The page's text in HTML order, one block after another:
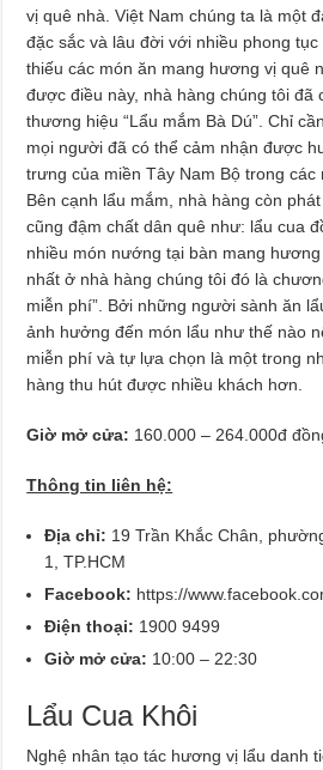
vị quê nhà. Việt Nam chúng ta là một
đặc sắc và lâu đời với nhiều phong
thiếu các món ăn mang hương vị quê
được điều này, nhà hàng chúng tôi đã
thương hiệu “Lẩu mắm Bà Dú”. Chỉ
mọi người đã có thể cảm nhận được
trưng của miền Tây Nam Bộ trong các
Bên cạnh lẩu mắm, nhà hàng còn
cũng đậm chất dân quê như: lẩu cua
nhiều món nướng tại bàn mang
nhất ở nhà hàng chúng tôi đó là
miễn phí”. Bởi những người sành ăn
ảnh hưởng đến món lẩu như thế nào
miễn phí và tự lựa chọn là một trong
hàng thu hút được nhiều khách hơn.
Giờ mở cửa: 160.000 – 264.000đ
Thông tin liên hệ:
Địa chỉ: 19 Trần Khắc Chân,
1, TP.HCM
Facebook: https://
Điện thoại: 1900 9499
Giờ mở cửa: 10:00 – 22:30
Lẩu Cua Khôi
Nghệ nhân tạo tác hương vị lẩu danh